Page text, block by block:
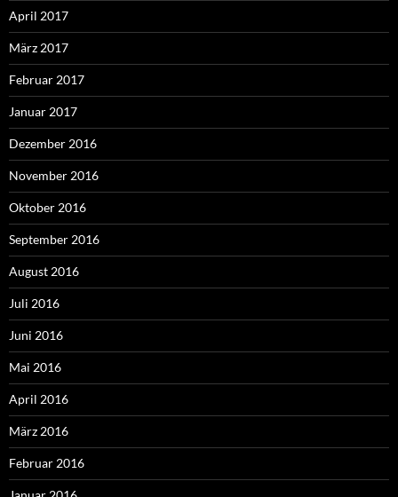
April 2017
März 2017
Februar 2017
Januar 2017
Dezember 2016
November 2016
Oktober 2016
September 2016
August 2016
Juli 2016
Juni 2016
Mai 2016
April 2016
März 2016
Februar 2016